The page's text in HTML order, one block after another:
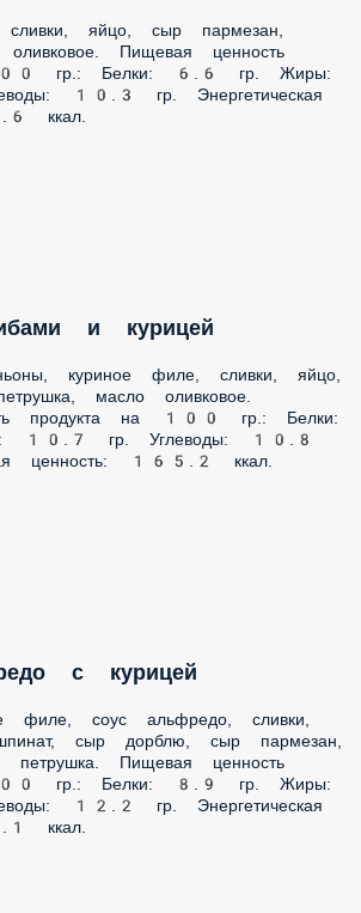
яйцо, сыр пармезан, петрушка,
ценность продукта на 100 гр.:
гр. Углеводы: 10.3 гр.
212.6 ккал.
масло оливковое. Пищевая ценность
6.4 гр. Жиры: 10.7 гр. Углеводы:
ценность: 165.2 ккал.
соус альфредо, сливки, томаты
Пищевая ценность продукта на 100
12.3 гр. Углеводы: 12.2 гр.
195.1 ккал.